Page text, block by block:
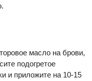
масло на брови,
подогретое
и приложите на 10-15